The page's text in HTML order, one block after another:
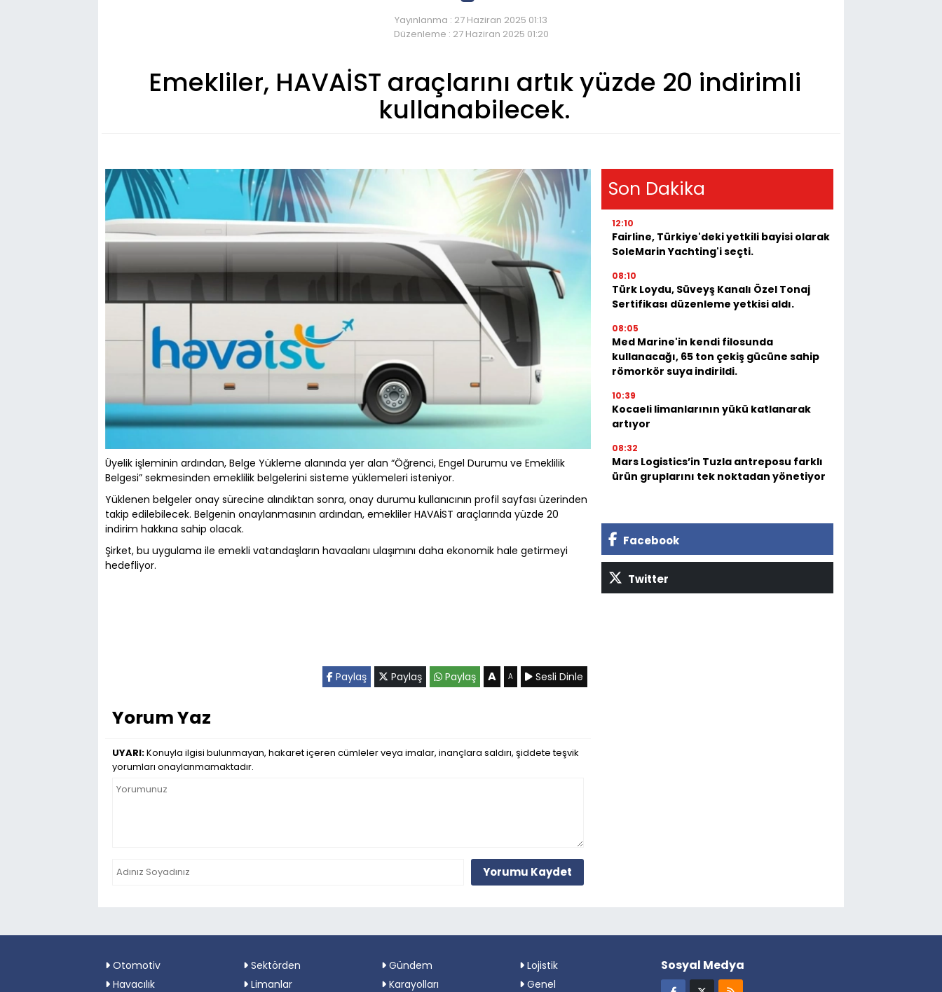
Yayınlanma : 27 Haziran 2025 01:13
Düzenleme : 27 Haziran 2025 01:20
Emekliler, HAVAİST araçlarını artık yüzde 20 indirimli
kullanabilecek.
Üyelik işleminin ardından, Belge Yükleme alanında yer alan “Öğrenci, Engel Durumu ve Emeklilik
Belgesi” sekmesinden emeklilik belgelerini sisteme yüklemeleri isteniyor.
Yüklenen belgeler onay sürecine alındıktan sonra, onay durumu kullanıcının profil sayfası üzerinden
takip edilebilecek. Belgenin onaylanmasının ardından, emekliler HAVAİST araçlarında yüzde 20
indirim hakkına sahip olacak.
Şirket, bu uygulama ile emekli vatandaşların havaalanı ulaşımını daha ekonomik hale getirmeyi
hedefliyor.
Paylaş Paylaş Paylaş A A Sesli Dinle
Yorum Yaz
UYARI:Konuyla ilgisi bulunmayan, hakaret içeren cümleler veya imalar, inançlara saldırı, şiddete teşvik
yorumları onaylanmamaktadır.
Yorumu Kaydet
Son Dakika
12:10
Fairline, Türkiye'deki yetkili bayisi olarak
SoleMarin Yachting'i seçti.
08:10
Türk Loydu, Süveyş Kanalı Özel Tonaj
Sertifikası düzenleme yetkisi aldı.
08:05
Med Marine'in kendi filosunda
kullanacağı, 65 ton çekiş gücüne sahip
römorkör suya indirildi.
10:39
Kocaeli limanlarının yükü katlanarak
artıyor
08:32
Mars Logistics’in Tuzla antreposu farklı
ürün gruplarını tek noktadan yönetiyor
Facebook
Twitter
Otomotiv Sektörden Gündem
Lojistik
Havacılık
Limanlar Karayolları Genel
Sosyal Medya